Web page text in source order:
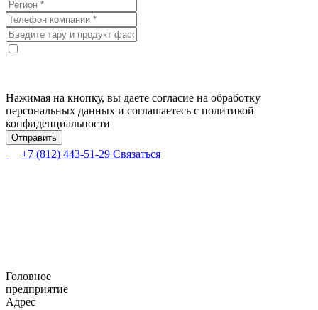
Нажимая на кнопку, вы даете согласие на обработку
персональных данных и соглашаетесь с политикой
конфиденциальности
+7 (812) 443-51-29 Связаться
Головное
предприятие
Адрес